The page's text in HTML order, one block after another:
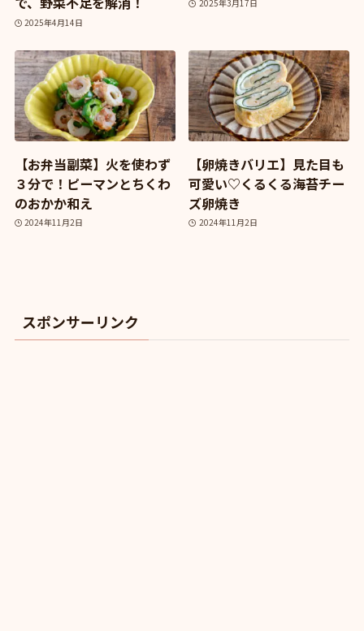
2025年4月14日
2025年3月17日
【お弁当副菜】火を使わず
３分で！ピーマンとちくわ
のおかか和え
2024年11月2日
【卵焼きバリエ】見た目も
可愛い♡くるくる海苔チー
ズ卵焼き
2024年11月2日
スポンサーリンク